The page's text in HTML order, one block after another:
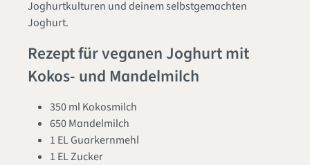
Joghurtkulturen und deinem selbstgemachten
Joghurt.
Rezept für veganen Joghurt mit
Kokos- und Mandelmilch
350 ml Kokosmilch
650 Mandelmilch
1 EL Guarkernmehl
1 EL Zucker